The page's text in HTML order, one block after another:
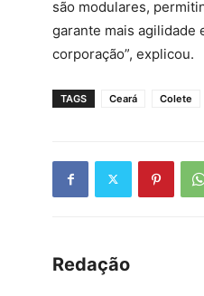
são modulares,
garante mais agilidade
corporação”, explicou.
TAGS Ceará Colete
Redação